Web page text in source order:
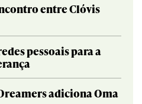
entre Clóvis
pessoais para a
adiciona Oma